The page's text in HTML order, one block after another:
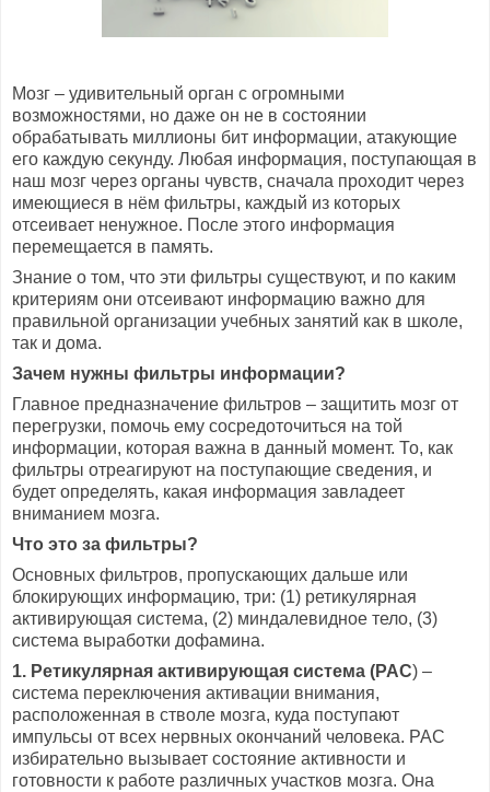
Мозг – удивительный орган с огромными
возможностями, но даже он не в состоянии
обрабатывать миллионы бит информации, атакующие
его каждую секунду. Любая информация, поступающая в
наш мозг через органы чувств, сначала проходит через
имеющиеся в нём фильтры, каждый из которых
отсеивает ненужное. После этого информация
перемещается в память.
Знание о том, что эти фильтры существуют, и по каким
критериям они отсеивают информацию важно для
правильной организации учебных занятий как в школе,
так и дома.
Зачем нужны фильтры информации?
Главное предназначение фильтров – защитить мозг от
перегрузки, помочь ему сосредоточиться на той
информации, которая важна в данный момент. То, как
фильтры отреагируют на поступающие сведения, и
будет определять, какая информация завладеет
вниманием мозга.
Что это за фильтры?
Основных фильтров, пропускающих дальше или
блокирующих информацию, три: (1) ретикулярная
активирующая система, (2) миндалевидное тело, (3)
система выработки дофамина.
1. Ретикулярная активирующая система (РАС) –
система переключения активации внимания,
расположенная в стволе мозга, куда поступают
импульсы от всех нервных окончаний человека. РАС
избирательно вызывает состояние активности и
готовности к работе различных участков мозга. Она